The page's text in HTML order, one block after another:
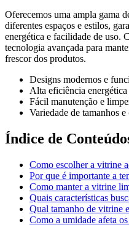
Oferecemos uma ampla gama
diferentes espaços e estilos,
energética e facilidade de uso.
tecnologia avançada para
frescor dos produtos.
Designs modernos e
Alta eficiência energética
Fácil manutenção e
Variedade de tamanhos e
Índice de
Como escolher a vitrine
Por que é importante a
Como manter a vitrine
Quais características
Qual tamanho de vitrine
Como a umidade afeta